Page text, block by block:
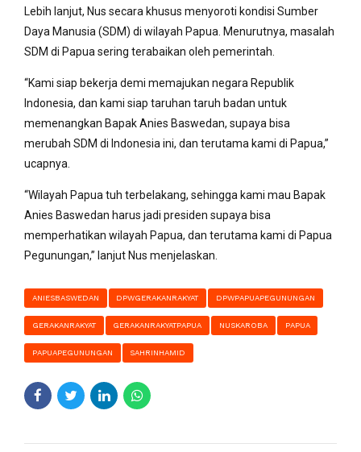
Lebih lanjut, Nus secara khusus menyoroti kondisi Sumber
Daya Manusia (SDM) di wilayah Papua. Menurutnya, masalah
SDM di Papua sering terabaikan oleh pemerintah.
“Kami siap bekerja demi memajukan negara Republik
Indonesia, dan kami siap taruhan taruh badan untuk
memenangkan Bapak Anies Baswedan, supaya bisa
merubah SDM di Indonesia ini, dan terutama kami di Papua,”
ucapnya.
“Wilayah Papua tuh terbelakang, sehingga kami mau Bapak
Anies Baswedan harus jadi presiden supaya bisa
memperhatikan wilayah Papua, dan terutama kami di Papua
Pegunungan,” lanjut Nus menjelaskan.
ANIESBASWEDAN DPWGERAKANRAKYAT DPWPAPUAPEGUNUNGAN
GERAKANRAKYAT GERAKANRAKYATPAPUA NUSKAROBA PAPUA
PAPUAPEGUNUNGAN SAHRINHAMID